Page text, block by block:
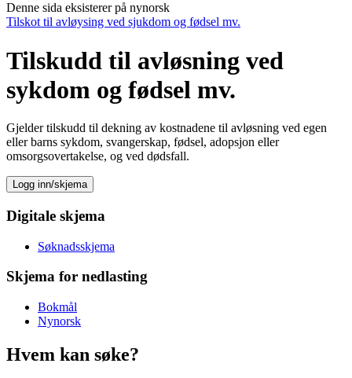
Denne sida eksisterer på nynorsk
Tilskot til avløysing ved sjukdom og fødsel mv.
Tilskudd til avløsning ved
sykdom og fødsel mv.
Gjelder tilskudd til dekning av kostnadene til avløsning ved egen
eller barns sykdom, svangerskap, fødsel, adopsjon eller
omsorgsovertakelse, og ved dødsfall.
Logg inn/skjema
Digitale skjema
Søknadsskjema
Skjema for nedlasting
Bokmål
Nynorsk
Hvem kan søke?